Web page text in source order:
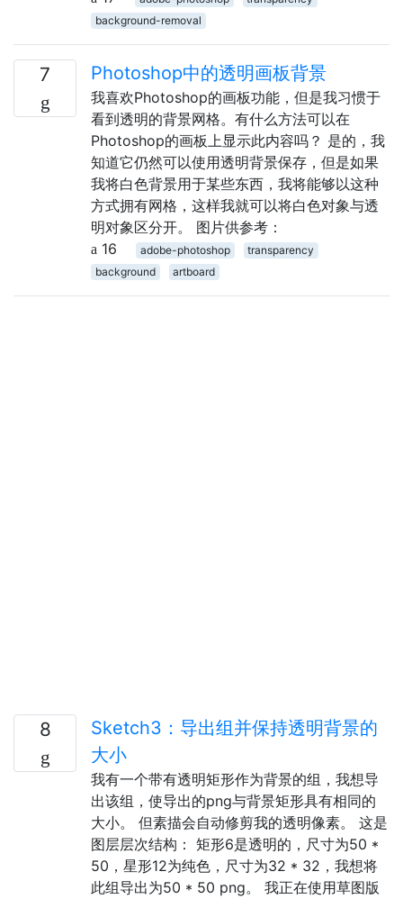
background-removal
7 Photoshop中的透明画板背景
我喜欢Photoshop的画板功能，但是我习惯于
看到透明的背景网格。有什么方法可以在
Photoshop的画板上显示此内容吗？ 是的，我
知道它仍然可以使用透明背景保存，但是如果
我将白色背景用于某些东西，我将能够以这种
方式拥有网格，这样我就可以将白色对象与透
明对象区分开。 图片供参考：
16
adobe-photoshop
transparency
background
artboard
8
Sketch3：导出组并保持透明背景的
大小
我有一个带有透明矩形作为背景的组，我想导
出该组，使导出的png与背景矩形具有相同的
大小。 但素描会自动修剪我的透明像素。 这是
图层层次结构： 矩形6是透明的，尺寸为50 *
50，星形12为纯色，尺寸为32 * 32，我想将
此组导出为50 * 50 png。 我正在使用草图版